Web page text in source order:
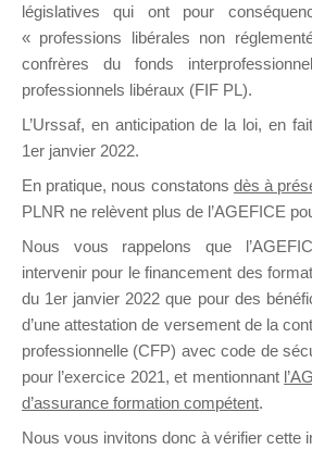
DE
formation. Il accueille également
législatives qui ont pour
« professions libérales non
confrères du fonds
professionnels libéraux (FIF PL).
L’Urssaf, en anticipation de la loi, en
1er janvier 2022.
En pratique, nous constatons dès à
PLNR ne relèvent plus de l’AGEFICE
Nous vous rappelons que
intervenir pour le financement des
du 1er janvier 2022 que pour des
d’une attestation de versement de la
professionnelle (CFP) avec code de
pour l’exercice 2021, et mentionnant
d’assurance formation compétent.
Nous vous invitons donc à vérifier cette